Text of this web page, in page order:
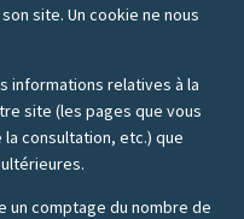
site. Un cookie ne nous
informations relatives à la
site (les pages que vous
consultation, etc.) que
un comptage du nombre de